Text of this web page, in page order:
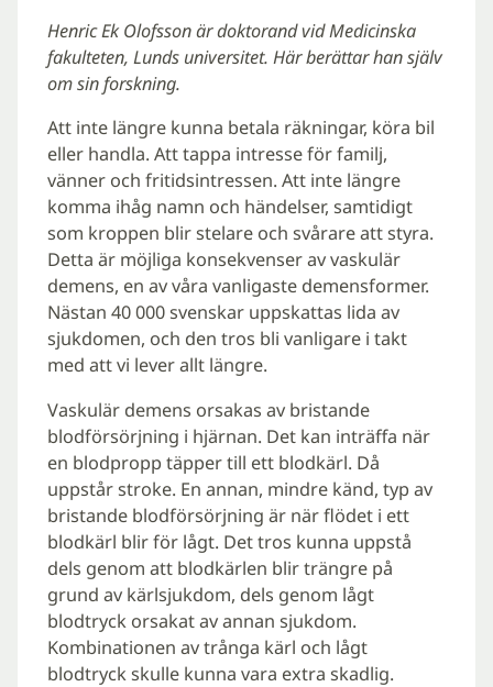
Henric Ek Olofsson är doktorand vid Medicinska
fakulteten, Lunds universitet. Här berättar han själv
om sin forskning.
Att inte längre kunna betala räkningar, köra bil
eller handla. Att tappa intresse för familj,
vänner och fritidsintressen. Att inte längre
komma ihåg namn och händelser, samtidigt
som kroppen blir stelare och svårare att styra.
Detta är möjliga konsekvenser av vaskulär
demens, en av våra vanligaste demensformer.
Nästan 40 000 svenskar uppskattas lida av
sjukdomen, och den tros bli vanligare i takt
med att vi lever allt längre.
Vaskulär demens orsakas av bristande
blodförsörjning i hjärnan. Det kan inträffa när
en blodpropp täpper till ett blodkärl. Då
uppstår stroke. En annan, mindre känd, typ av
bristande blodförsörjning är när flödet i ett
blodkärl blir för lågt. Det tros kunna uppstå
dels genom att blodkärlen blir trängre på
grund av kärlsjukdom, dels genom lågt
blodtryck orsakat av annan sjukdom.
Kombinationen av trånga kärl och lågt
blodtryck skulle kunna vara extra skadlig.